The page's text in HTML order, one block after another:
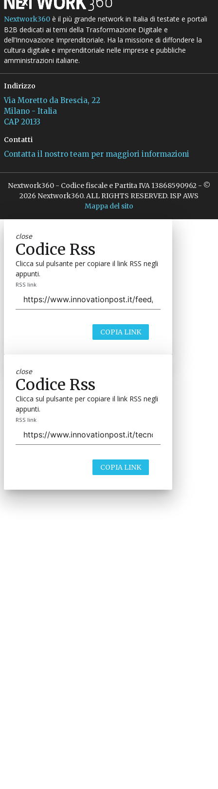
Nextwork360è il più grande network in Italia di testate e portali
B2B dedicati ai temi della Trasformazione Digitale e
dell’Innovazione Imprenditoriale. Ha la missione di diffondere la
cultura digitale e imprenditoriale nelle imprese e pubbliche
amministrazioni italiane.
Indirizzo
Via Moretto da Brescia, 22
Milano - Italia
CAP 20133
Contatti
Contatta il nostro team per maggiori informazioni
Nextwork360 - Codice fiscale e Partita IVA 13868590962 - ©
2026 Nextwork360. ALL RIGHTS RESERVED. ISP AWS
Mappa del sito
close
Codice Rss
Clicca sul pulsante per copiare il link RSS negli
appunti.
RSS link
COPIA LINK
close
Codice Rss
Clicca sul pulsante per copiare il link RSS negli
appunti.
RSS link
COPIA LINK